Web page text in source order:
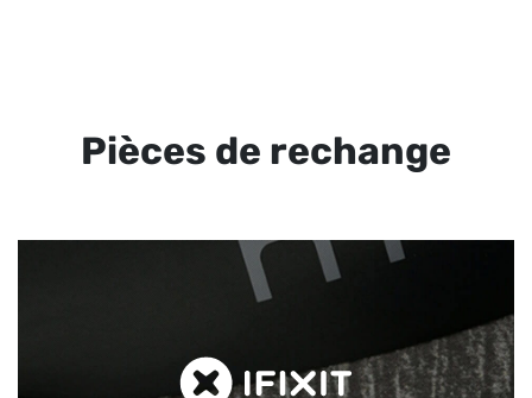
Pièces de rechange